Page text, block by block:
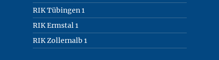
RIK Tübingen 1
RIK Ermstal 1
RIK Zollernalb 1